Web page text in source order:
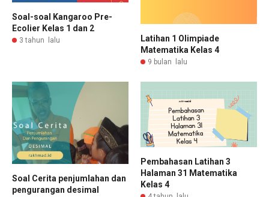
Soal-soal Kangaroo Pre-
Ecolier Kelas 1 dan 2
3 tahun lalu
Latihan 1 Olimpiade
Matematika Kelas 4
9 bulan lalu
Soal Cerita penjumlahan dan
pengurangan desimal
Pembahasan Latihan 3
Halaman 31 Matematika
Kelas 4